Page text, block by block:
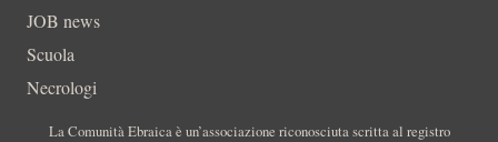
JOB news
Scuola
Necrologi
La Comunità Ebraica è un’associazione riconosciuta scritta al registro